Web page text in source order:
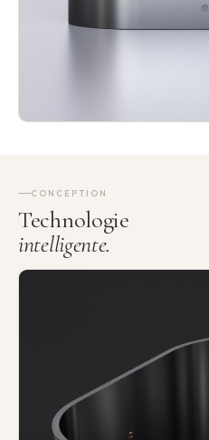
CONCEPTION
Technologie
intelligente.